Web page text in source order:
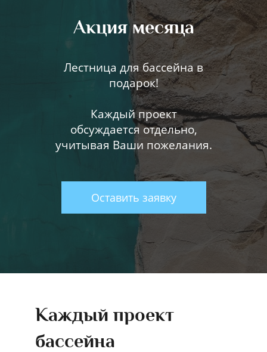
Акция месяца
Лестница для бассейна в
подарок!
Каждый проект
обсуждается отдельно,
учитывая Ваши пожелания.
Оставить заявку
Каждый проект
бассейна